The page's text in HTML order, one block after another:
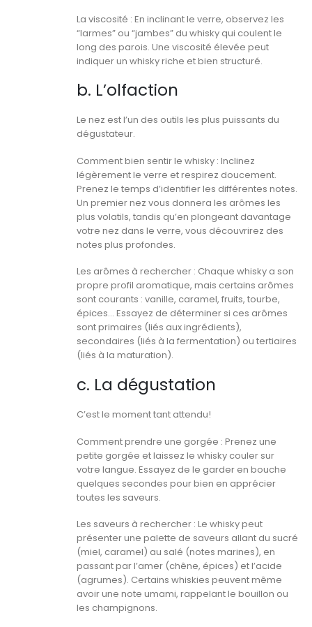
La viscosité : En inclinant le verre, observez les
“larmes” ou “jambes” du whisky qui coulent le
long des parois. Une viscosité élevée peut
indiquer un whisky riche et bien structuré.
b. L’olfaction
Le nez est l’un des outils les plus puissants du
dégustateur.
Comment bien sentir le whisky : Inclinez
légèrement le verre et respirez doucement.
Prenez le temps d’identifier les différentes notes.
Un premier nez vous donnera les arômes les
plus volatils, tandis qu’en plongeant davantage
votre nez dans le verre, vous découvrirez des
notes plus profondes.
Les arômes à rechercher : Chaque whisky a son
propre profil aromatique, mais certains arômes
sont courants : vanille, caramel, fruits, tourbe,
épices… Essayez de déterminer si ces arômes
sont primaires (liés aux ingrédients),
secondaires (liés à la fermentation) ou tertiaires
(liés à la maturation).
c. La dégustation
C’est le moment tant attendu!
Comment prendre une gorgée : Prenez une
petite gorgée et laissez le whisky couler sur
votre langue. Essayez de le garder en bouche
quelques secondes pour bien en apprécier
toutes les saveurs.
Les saveurs à rechercher : Le whisky peut
présenter une palette de saveurs allant du sucré
(miel, caramel) au salé (notes marines), en
passant par l’amer (chêne, épices) et l’acide
(agrumes). Certains whiskies peuvent même
avoir une note umami, rappelant le bouillon ou
les champignons.